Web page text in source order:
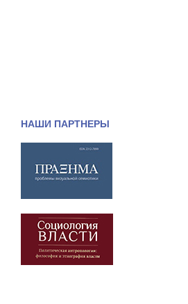
НАШИ ПАРТНЕРЫ